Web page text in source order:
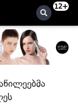
12+